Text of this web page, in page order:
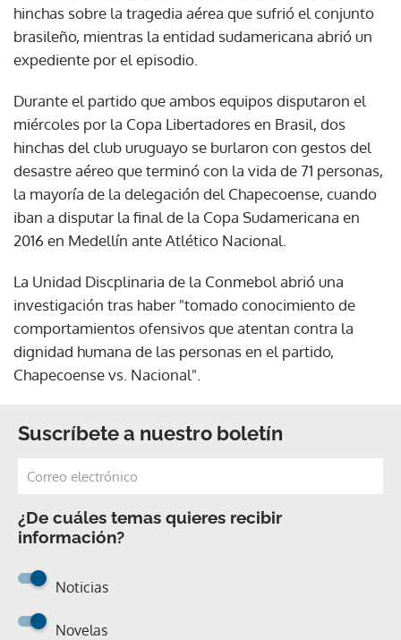
hinchas sobre la tragedia aérea que sufrió el conjunto
brasileño, mientras la entidad sudamericana abrió un
expediente por el episodio.
Durante el partido que ambos equipos disputaron el
miércoles por la Copa Libertadores en Brasil, dos
hinchas del club uruguayo se burlaron con gestos del
desastre aéreo que terminó con la vida de 71 personas,
la mayoría de la delegación del Chapecoense, cuando
iban a disputar la final de la Copa Sudamericana en
2016 en Medellín ante Atlético Nacional.
La Unidad Discplinaria de la Conmebol abrió una
investigación tras haber "tomado conocimiento de
comportamientos ofensivos que atentan contra la
dignidad humana de las personas en el partido,
Chapecoense vs. Nacional".
Suscríbete a nuestro boletín
¿De cuáles temas quieres recibir
información?
Noticias
Novelas